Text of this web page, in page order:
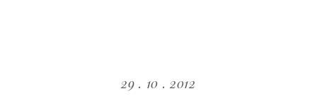
29 . 10 . 2012